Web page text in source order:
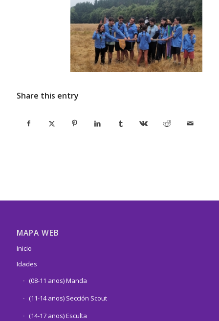
Share this entry
MAPA WEB
Inicio
Idades
(08-11 anos) Manda
(11-14 anos) Sección Scout
(14-17 anos) Esculta